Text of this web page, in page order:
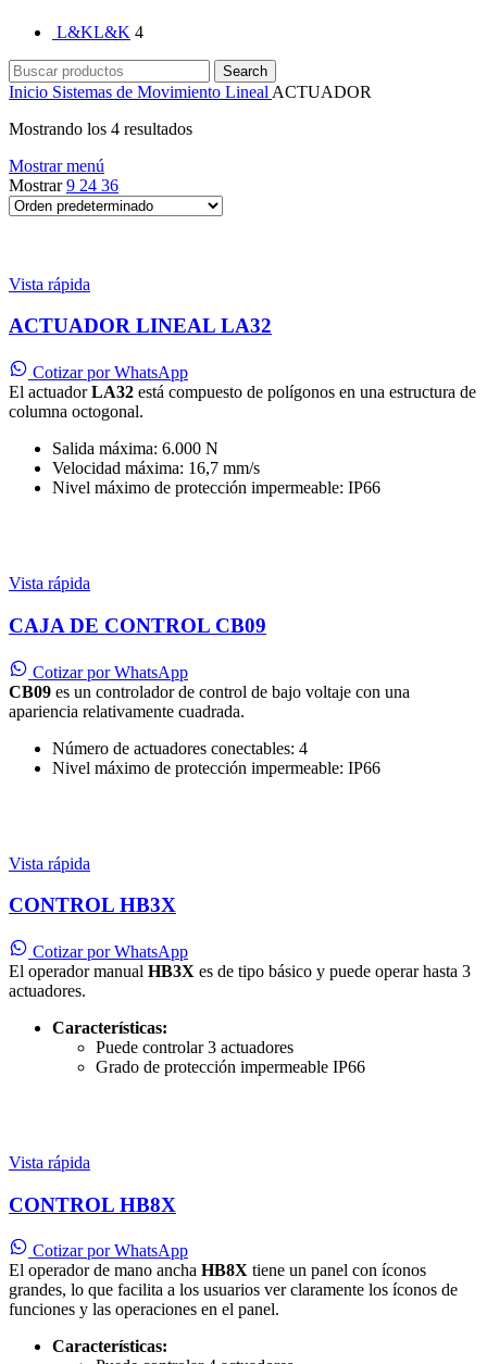
L&KL&K 4
Search
Inicio Sistemas de Movimiento Lineal ACTUADOR
Mostrando los 4 resultados
Mostrar menú
Mostrar9 24 36
Vista rápida
ACTUADOR LINEAL LA32
Cotizar por WhatsApp
El actuadorLA32 está compuesto de polígonos en una estructura de
columna octogonal.
Salida máxima: 6.000 N
Velocidad máxima: 16,7 mm/s
Nivel máximo de protección impermeable: IP66
Vista rápida
CAJA DE CONTROL CB09
Cotizar por WhatsApp
CB09 es un controlador de control de bajo voltaje con una
apariencia relativamente cuadrada.
Número de actuadores conectables: 4
Nivel máximo de protección impermeable: IP66
Vista rápida
CONTROL HB3X
Cotizar por WhatsApp
El operador manual HB3X es de tipo básico y puede operar hasta 3
actuadores.
Características:
Puede controlar 3 actuadores
Grado de protección impermeable IP66
Vista rápida
CONTROL HB8X
Cotizar por WhatsApp
El operador de mano ancha HB8X tiene un panel con íconos
grandes, lo que facilita a los usuarios ver claramente los íconos de
funciones y las operaciones en el panel.
Características: